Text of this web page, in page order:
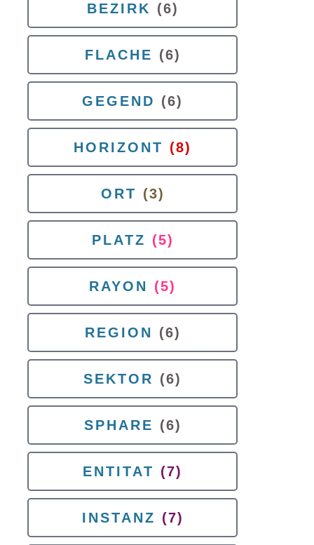
BEZIRK (6)
FLACHE (6)
GEGEND (6)
HORIZONT (8)
ORT (3)
PLATZ (5)
RAYON (5)
REGION (6)
SEKTOR (6)
SPHARE (6)
ENTITAT (7)
INSTANZ (7)